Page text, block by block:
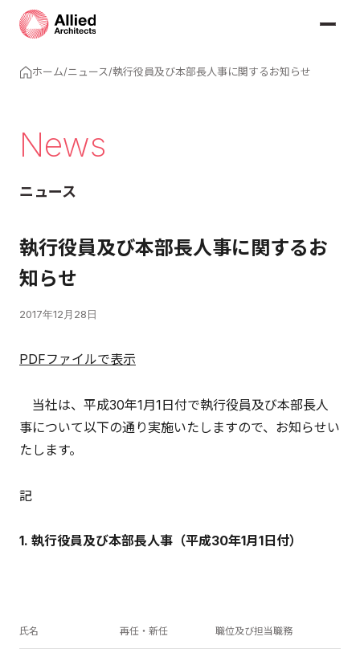
ホーム/ニュース/執行役員及び本部長人事に関するお知らせ
News
ニュース
執行役員及び本部長人事に関するお
知らせ
2017年12月28日
PDFファイルで表示
当社は、平成30年1月1日付で執行役員及び本部長人
事について以下の通り実施いたしますので、お知らせい
たします。
記
1. 執行役員及び本部長人事（平成30年1月1日付）
氏名 再任・新任 職位及び担当職務